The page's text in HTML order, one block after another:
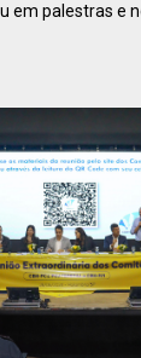
em palestras e